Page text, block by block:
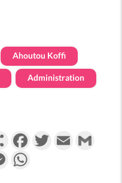
Ahoutou Koffi
Administration
PartagerFacebookTwitterEmail
Messenger